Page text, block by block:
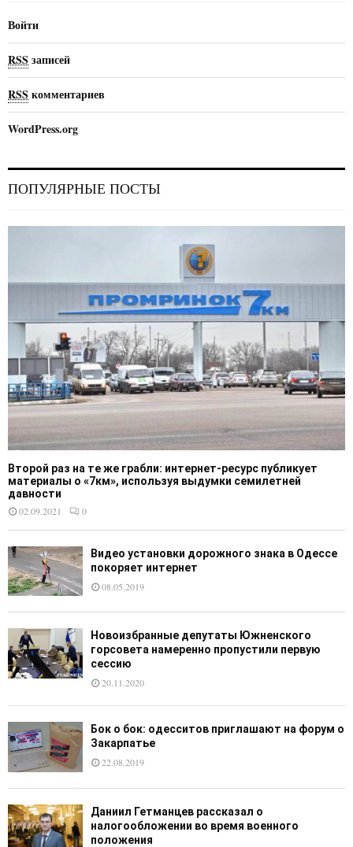
Войти
RSS записей
RSS комментариев
WordPress.org
ПОПУЛЯРНЫЕ ПОСТЫ
Второй раз на те же грабли: интернет-ресурс публикует
материалы о «7км», используя выдумки семилетней
давности
02.09.2021
0
Видео установки дорожного знака в Одессе
покоряет интернет
08.05.2019
Новоизбранные депутаты Южненского
горсовета намеренно пропустили первую
сессию
20.11.2020
Бок о бок: одесситов приглашают на форум о
Закарпатье
22.08.2019
Даниил Гетманцев рассказал о
налогообложении во время военного
положения